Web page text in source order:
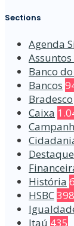
Sections
Agenda
Banco
Bancos
Bradesco
Caixa
Destaque
História 6
HSBC398
Itaú 435